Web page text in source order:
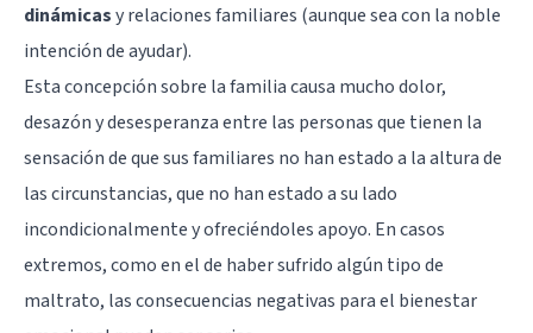
dinámicasy relaciones familiares (aunque sea con la noble
intención de ayudar).
Esta concepción sobre la familia causa mucho dolor,
desazón y desesperanza entre las personas que tienen la
sensación de que sus familiares no han estado a la altura de
las circunstancias, que no han estado a su lado
incondicionalmente y ofreciéndoles apoyo. En casos
extremos, como en el de haber sufrido algún tipo de
maltrato, las consecuencias negativas para el bienestar